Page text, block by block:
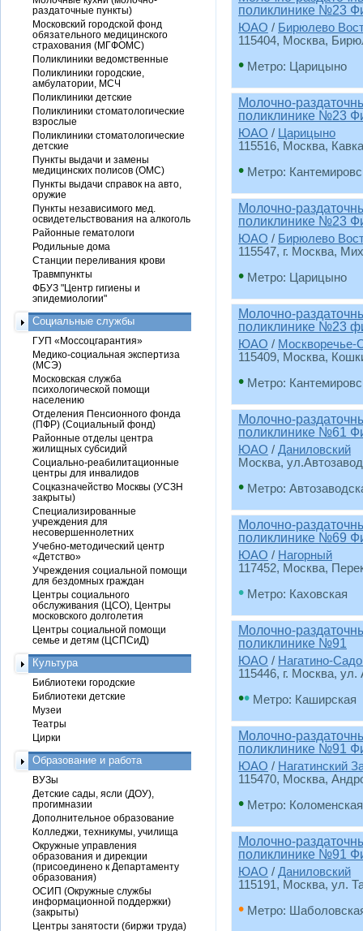
поликлинике №23
ЮАО / Бирюлево
115404, Москва,
• Метро: Царицыно
Молочно-
поликлинике №23
ЮАО / Царицыно
115516, Москва,
• Метро:
Молочно-
поликлинике №23
ЮАО / Бирюлево
115547, г. Москва,
• Метро: Царицыно
Молочно-
поликлинике №23
ЮАО / Москворечье-
115409, Москва,
• Метро:
Молочно-
поликлинике №61
ЮАО / Даниловский
Москва,
• Метро:
Молочно-
поликлинике №69
ЮАО / Нагорный
117452, Москва,
• Метро: Каховская
Молочно-
поликлинике №91
ЮАО / Нагатино-
115446, г. Москва,
•• Метро: Каширская
Молочно-
поликлинике №91
ЮАО / Нагатинский
115470, Москва,
• Метро: Коломенская
Молочно-
поликлинике №91
ЮАО / Даниловский
115191, Москва, ул.
• Метро:
раздаточные пункты)
Московский городской фонд
обязательного медицинского
страхования (МГФОМС)
Поликлиники ведомственные
Поликлиники городские,
амбулатории, МСЧ
Поликлиники детские
Поликлиники стоматологические
взрослые
Поликлиники стоматологические
детские
Пункты выдачи и замены
медицинских полисов (ОМС)
Пункты выдачи справок на авто,
оружие
Пункты независимого мед.
освидетельствования на алкоголь
Районные гематологи
Родильные дома
Станции переливания крови
Травмпункты
ФБУЗ "Центр гигиены и
эпидемиологии"
Социальные службы
ГУП «Моссоцгарантия»
Медико-социальная экспертиза
(МСЭ)
Московская служба
психологической помощи
населению
Отделения Пенсионного фонда
(ПФР) (Социальный фонд)
Районные отделы центра
жилищных субсидий
Социально-реабилитационные
центры для инвалидов
Соцказначейство Москвы (УСЗН
закрыты)
Специализированные
учреждения для
несовершеннолетних
Учебно-методический центр
«Детство»
Учреждения социальной помощи
для бездомных граждан
Центры социального
обслуживания (ЦСО), Центры
московского долголетия
Центры социальной помощи
семье и детям (ЦСПСиД)
Культура
Библиотеки городские
Библиотеки детские
Музеи
Театры
Цирки
Образование и работа
ВУЗы
Детские сады, ясли (ДОУ),
прогимназии
Дополнительное образование
Колледжи, техникумы, училища
Окружные управления
образования и дирекции
(присоединено к Департаменту
образования)
ОСИП (Окружные службы
информационной поддержки)
(закрыты)
Центры занятости (биржи труда)